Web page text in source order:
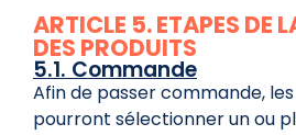
ARTICLE 5. ETAPES DE
DES PRODUITS
5.1. Commande
Afin de passer commande,
pourront sélectionner un ou